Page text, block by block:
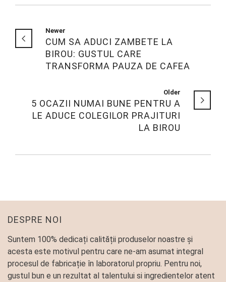
Newer
CUM SA ADUCI ZAMBETE LA
BIROU: GUSTUL CARE
TRANSFORMA PAUZA DE CAFEA
Older
5 OCAZII NUMAI BUNE PENTRU A
LE ADUCE COLEGILOR PRAJITURI
LA BIROU
DESPRE NOI
Suntem 100% dedicați calității produselor noastre și
acesta este motivul pentru care ne-am asumat integral
procesul de fabricație în laboratorul propriu. Pentru noi,
gustul bun e un rezultat al talentului si ingredientelor atent